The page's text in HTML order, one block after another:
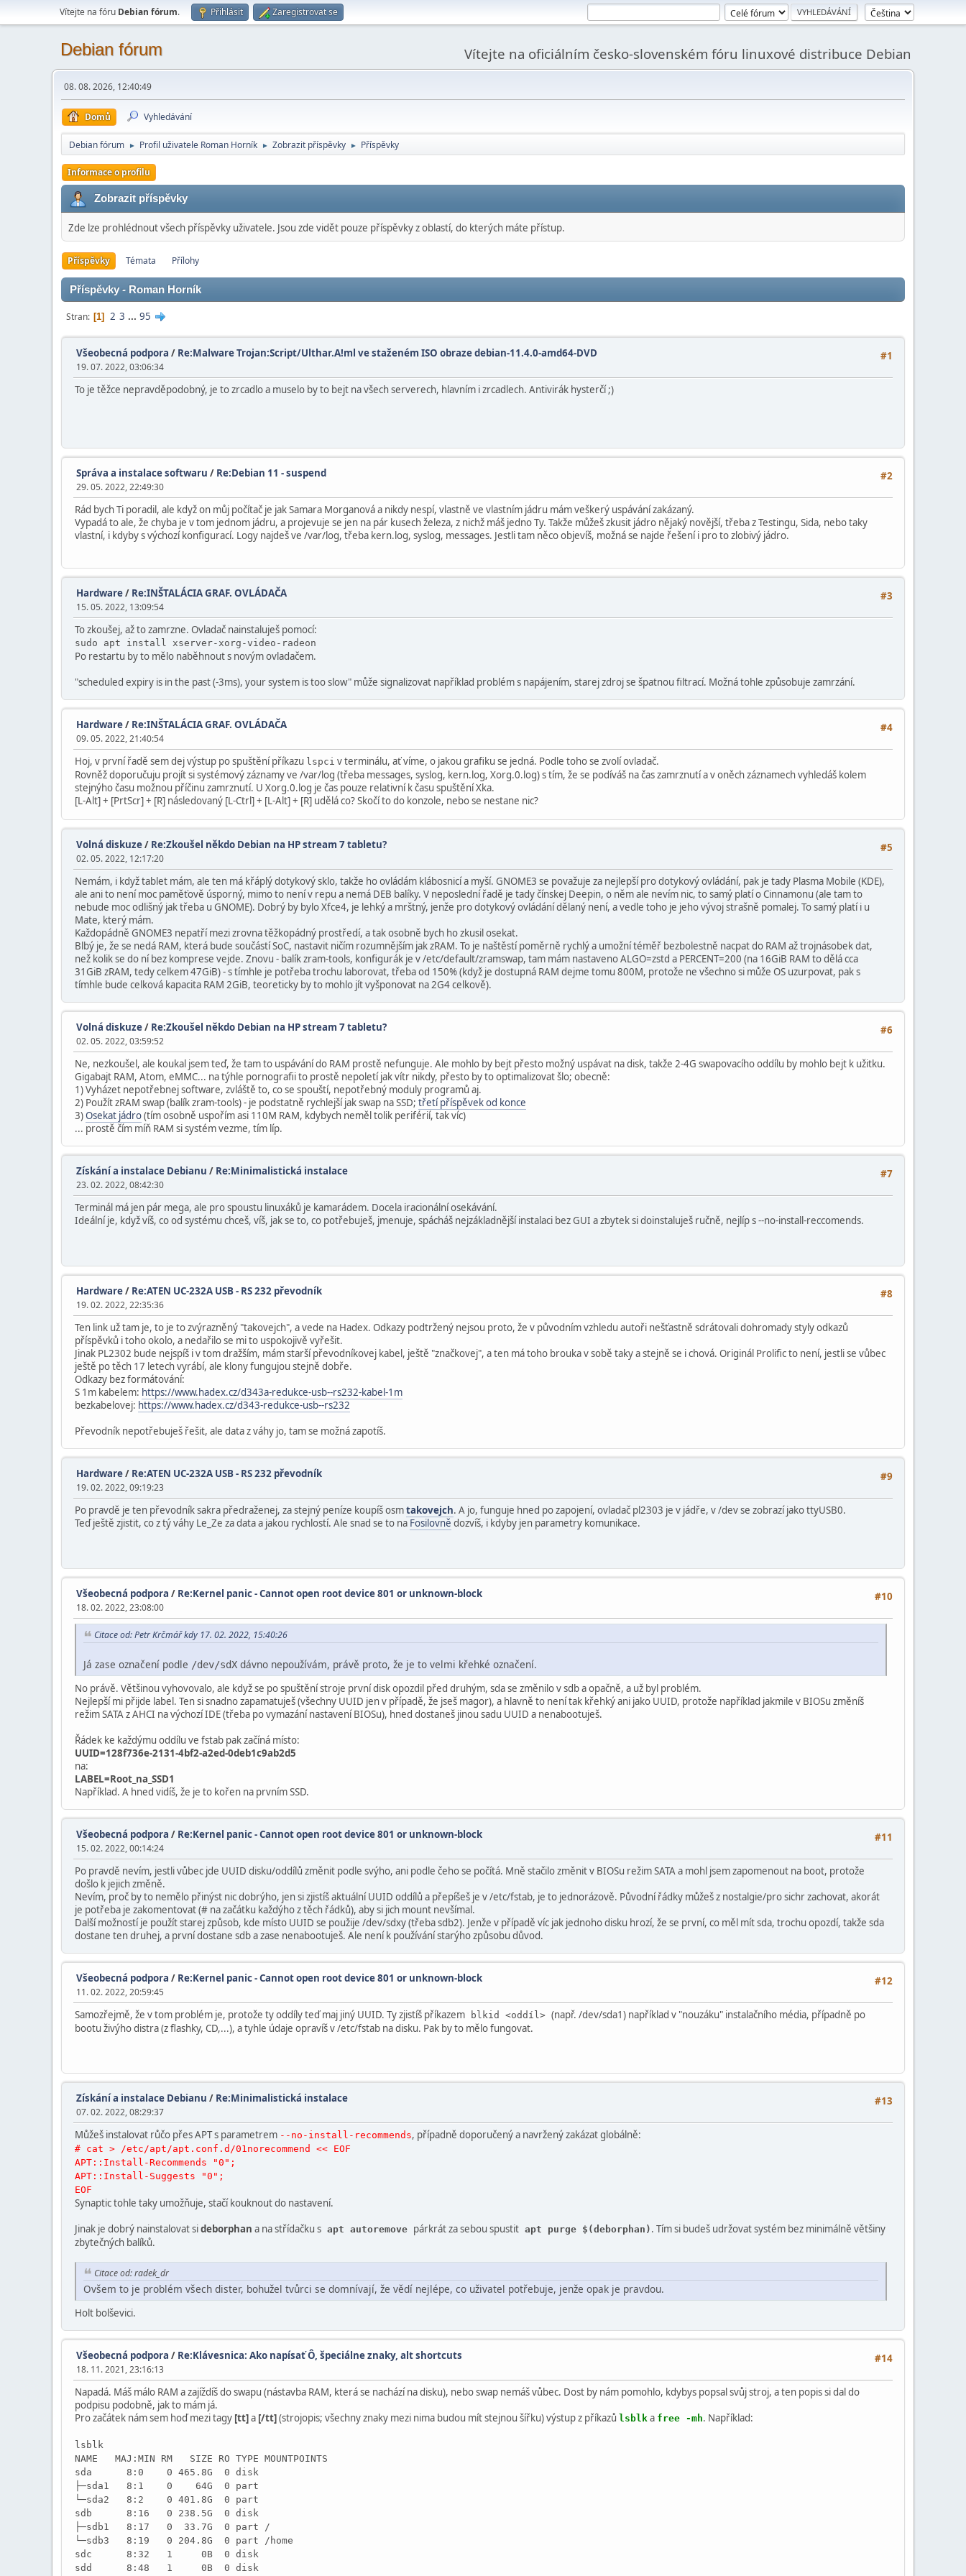
Vítejte na fóru Debian fórum. Přihlásit Zaregistrovat se
Debian fórum Vítejte na oficiálním česko-slovenském fóru linuxové distribuce Debian
08. 08. 2026, 12:40:49
Domů Vyhledávání
Debian fórum ► Profil uživatele Roman Horník ► Zobrazit příspěvky ► Příspěvky
Informace o profilu
Zobrazit příspěvky
Zde lze prohlédnout všech příspěvky uživatele. Jsou zde vidět pouze příspěvky z oblastí, do kterých máte přístup.
Příspěvky Témata Přílohy
Příspěvky - Roman Horník
Stran 1 2 3 ... 95
#1
Všeobecná podpora / Re:Malware Trojan:Script/Ulthar.A!ml ve staženém ISO obraze debian-11.4.0-amd64-DVD
19. 07. 2022, 03:06:34
To je těžce nepravděpodobný, je to zrcadlo a muselo by to bejt na všech serverech, hlavním i zrcadlech. Antivirák hysterčí ;)
#2
Správa a instalace softwaru / Re:Debian 11 - suspend
29. 05. 2022, 22:49:30
Rád bych Ti poradil, ale když on můj počítač je jak Samara Morganová a nikdy nespí, vlastně ve vlastním jádru mám veškerý uspávání zakázaný.
Vypadá to ale, že chyba je v tom jednom jádru, a projevuje se jen na pár kusech železa, z nichž máš jedno Ty. Takže můžeš zkusit jádro nějaký novější, třeba z Testingu, Sida, nebo taky
vlastní, i kdyby s výchozí konfigurací. Logy najdeš ve /var/log, třeba kern.log, syslog, messages. Jestli tam něco objevíš, možná se najde řešení i pro to zlobivý jádro.
#3
Hardware/ Re:INŠTALÁCIA GRAF. OVLÁDAČA
15. 05. 2022, 13:09:54
To zkoušej, až to zamrzne. Ovladač nainstaluješ pomocí:
sudo apt install xserver-xorg-video-radeon
Po restartu by to mělo naběhnout s novým ovladačem.
"scheduled expiry is in the past (-3ms), your system is too slow" může signalizovat například problém s napájením, starej zdroj se špatnou filtrací. Možná tohle způsobuje zamrzání.
#4
Hardware/ Re:INŠTALÁCIA GRAF. OVLÁDAČA
09. 05. 2022, 21:40:54
Hoj, v první řadě sem dej výstup po spuštění příkazu lspci v terminálu, ať víme, o jakou grafiku se jedná. Podle toho se zvolí ovladač.
Rovněž doporučuju projít si systémový záznamy ve /var/log (třeba messages, syslog, kern.log, Xorg.0.log) s tím, že se podíváš na čas zamrznutí a v oněch záznamech vyhledáš kolem
stejnýho času možnou příčinu zamrznutí. U Xorg.0.log je čas pouze relativní k času spuštění Xka.
[L-Alt] + [PrtScr] + [R] následovaný [L-Ctrl] + [L-Alt] + [R] udělá co? Skočí to do konzole, nebo se nestane nic?
#5
Volná diskuze/ Re:Zkoušel někdo Debian na HP stream 7 tabletu?
02. 05. 2022, 12:17:20
Nemám, i když tablet mám, ale ten má křáplý dotykový sklo, takže ho ovládám klábosnicí a myší. GNOME3 se považuje za nejlepší pro dotykový ovládání, pak je tady Plasma Mobile (KDE),
ale ani to není moc paměťově úsporný, mimo to není v repu a nemá DEB balíky. V neposlední řadě je tady čínskej Deepin, o něm ale nevím nic, to samý platí o Cinnamonu (ale tam to
nebude moc odlišný jak třeba u GNOME). Dobrý by bylo Xfce4, je lehký a mrštný, jenže pro dotykový ovládání dělaný není, a vedle toho je jeho vývoj strašně pomalej. To samý platí i u
Mate, který mám.
Každopádně GNOME3 nepatří mezi zrovna těžkopádný prostředí, a tak osobně bych ho zkusil osekat.
Blbý je, že se nedá RAM, která bude součástí SoC, nastavit ničím rozumnějším jak zRAM. To je naštěstí poměrně rychlý a umožní téměř bezbolestně nacpat do RAM až trojnásobek dat,
než kolik se do ní bez komprese vejde. Znovu - balík zram-tools, konfigurák je v /etc/default/zramswap, tam mám nastaveno ALGO=zstd a PERCENT=200 (na 16GiB RAM to dělá cca
31GiB zRAM, tedy celkem 47GiB) - s tímhle je potřeba trochu laborovat, třeba od 150% (když je dostupná RAM dejme tomu 800M, protože ne všechno si může OS uzurpovat, pak s
tímhle bude celková kapacita RAM 2GiB, teoreticky by to mohlo jít vyšponovat na 2G4 celkově).
#6
Volná diskuze/ Re:Zkoušel někdo Debian na HP stream 7 tabletu?
02. 05. 2022, 03:59:52
Ne, nezkoušel, ale koukal jsem teď, že tam to uspávání do RAM prostě nefunguje. Ale mohlo by bejt přesto možný uspávat na disk, takže 2-4G swapovacího oddílu by mohlo bejt k užitku.
Gigabajt RAM, Atom, eMMC... na týhle pornografii to prostě nepoletí jak vítr nikdy, přesto by to optimalizovat šlo; obecně:
1) Vyházet nepotřebnej software, zvláště to, co se spouští, nepotřebný moduly programů aj.
2) Použít zRAM swap (balík zram-tools) - je podstatně rychlejší jak swap na SSD; třetí příspěvek od konce
3)Osekat jádro(tím osobně uspořím asi 110M RAM, kdybych neměl tolik periférií, tak víc)
... prostě čím míň RAM si systém vezme, tím líp.
#7
Získání a instalace Debianu / Re:Minimalistická instalace
23. 02. 2022, 08:42:30
Terminál má jen pár mega, ale pro spoustu linuxáků je kamarádem. Docela iracionální osekávání.
Ideální je, když víš, co od systému chceš, víš, jak se to, co potřebuješ, jmenuje, spácháš nejzákladnější instalaci bez GUI a zbytek si doinstaluješ ručně, nejlíp s --no-install-reccomends.
#8
Hardware/ Re:ATEN UC-232A USB - RS 232 převodník
19. 02. 2022, 22:35:36
Ten link už tam je, to je to zvýrazněný "takovejch", a vede na Hadex. Odkazy podtržený nejsou proto, že v původním vzhledu autoři nešťastně sdrátovali dohromady styly odkazů
příspěvků i toho okolo, a nedařilo se mi to uspokojivě vyřešit.
Jinak PL2302 bude nejspíš i v tom dražším, mám starší převodníkovej kabel, ještě "značkovej", a ten má toho brouka v sobě taky a stejně se i chová. Originál Prolific to není, jestli se vůbec
ještě po těch 17 letech vyrábí, ale klony fungujou stejně dobře.
Odkazy bez formátování:
S 1m kabelem: https://www.hadex.cz/d343a-redukce-usb--rs232-kabel-1m
bezkabelovej: https://www.hadex.cz/d343-redukce-usb--rs232
Převodník nepotřebuješ řešit, ale data z váhy jo, tam se možná zapotíš.
#9
Hardware/ Re:ATEN UC-232A USB - RS 232 převodník
19. 02. 2022, 09:19:23
Po pravdě je ten převodník sakra předraženej, za stejný peníze koupíš osmtakovejch. A jo, funguje hned po zapojení, ovladač pl2303 je v jádře, v /dev se zobrazí jako ttyUSB0.
Teď ještě zjistit, co z tý váhy Le_Ze za data a jakou rychlostí. Ale snad se to na Fosilovně dozvíš, i kdyby jen parametry komunikace.
#10
Všeobecná podpora / Re:Kernel panic - Cannot open root device 801 or unknown-block
18. 02. 2022, 23:08:00
Citace od: Petr Krčmář kdy 17. 02. 2022, 15:40:26
Já zase označení podle /dev/sdX dávno nepoužívám, právě proto, že je to velmi křehké označení.
No právě. Většinou vyhovovalo, ale když se po spuštění stroje první disk opozdil před druhým, sda se změnilo v sdb a opačně, a už byl problém.
Nejlepší mi přijde label. Ten si snadno zapamatuješ (všechny UUID jen v případě, že jseš magor), a hlavně to není tak křehký ani jako UUID, protože například jakmile v BIOSu změníš
režim SATA z AHCI na výchozí IDE (třeba po vymazání nastavení BIOSu), hned dostaneš jinou sadu UUID a nenabootuješ.
Řádek ke každýmu oddílu ve fstab pak začíná místo:
UUID=128f736e-2131-4bf2-a2ed-0deb1c9ab2d5
na:
LABEL=Root_na_SSD1
Například. A hned vidíš, že je to kořen na prvním SSD.
#11
Všeobecná podpora / Re:Kernel panic - Cannot open root device 801 or unknown-block
15. 02. 2022, 00:14:24
Po pravdě nevím, jestli vůbec jde UUID disku/oddílů změnit podle svýho, ani podle čeho se počítá. Mně stačilo změnit v BIOSu režim SATA a mohl jsem zapomenout na boot, protože
došlo k jejich změně.
Nevím, proč by to nemělo přinýst nic dobrýho, jen si zjistíš aktuální UUID oddílů a přepíšeš je v /etc/fstab, je to jednorázově. Původní řádky můžeš z nostalgie/pro sichr zachovat, akorát
je potřeba je zakomentovat (# na začátku každýho z těch řádků), aby si jich mount nevšímal.
Další možností je použít starej způsob, kde místo UUID se použije /dev/sdxy (třeba sdb2). Jenže v případě víc jak jednoho disku hrozí, že se první, co měl mít sda, trochu opozdí, takže sda
dostane ten druhej, a první dostane sdb a zase nenabootuješ. Ale není k používání starýho způsobu důvod.
#12
Všeobecná podpora / Re:Kernel panic - Cannot open root device 801 or unknown-block
11. 02. 2022, 20:59:45
Samozřejmě, že v tom problém je, protože ty oddíly teď maj jiný UUID. Ty zjistíš příkazem blkid <oddíl> (např. /dev/sda1) například v "nouzáku" instalačního média, případně po
bootu živýho distra (z flashky, CD,...), a tyhle údaje opravíš v /etc/fstab na disku. Pak by to mělo fungovat.
#13
Získání a instalace Debianu / Re:Minimalistická instalace
07. 02. 2022, 08:29:37
Můžeš instalovat růčo přes APT s parametrem --no-install-recommends, případně doporučený a navržený zakázat globálně:
# cat > /etc/apt/apt.conf.d/01norecommend << EOF
APT::Install-Recommends "0";
APT::Install-Suggests "0";
EOF
Synaptic tohle taky umožňuje, stačí kouknout do nastavení.
Jinak je dobrý nainstalovat sideborphan a na střídačku s apt autoremove párkrát za sebou spustit apt purge $(deborphan) . Tím si budeš udržovat systém bez minimálně většiny
zbytečných balíků.
Citace od: radek_dr
Ovšem to je problém všech dister, bohužel tvůrci se domnívají, že vědí nejlépe, co uživatel potřebuje, jenže opak je pravdou.
Holt bolševici.
#14
Všeobecná podpora / Re:Klávesnica: Ako napísať Ô, špeciálne znaky, alt shortcuts
18. 11. 2021, 23:16:13
Napadá. Máš málo RAM a zajíždíš do swapu (nástavba RAM, která se nachází na disku), nebo swap nemáš vůbec. Dost by nám pomohlo, kdybys popsal svůj stroj, a ten popis si dal do
podpisu podobně, jak to mám já.
Pro začátek nám sem hoď mezi tagy [tt]a [/tt](strojopis; všechny znaky mezi nima budou mít stejnou šířku) výstup z příkazů lsblk a free -mh. Například:
lsblk
NAME MAJ:MIN RM SIZE RO TYPE MOUNTPOINTS
sda 8:0 0 465.8G 0 disk
├─sda1 8:1 0 64G 0 part
└─sda2 8:2 0 401.8G 0 part
sdb 8:16 0 238.5G 0 disk
├─sdb1 8:17 0 33.7G 0 part /
└─sdb3 8:19 0 204.8G 0 part /home
sdc 8:32 1 0B 0 disk
sdd 8:48 1 0B 0 disk